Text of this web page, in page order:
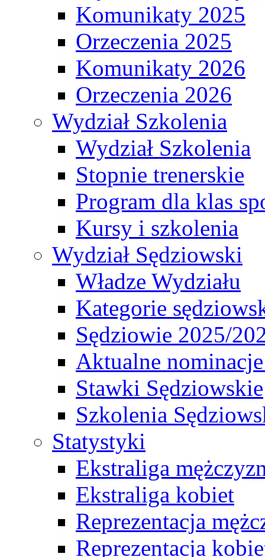
Komunikaty 2025
Orzeczenia 2025
Komunikaty 2026
Orzeczenia 2026
Wydział Szkolenia
Wydział Szkolenia
Stopnie trenerskie
Program dla klas
Kursy i szkolenia
Wydział Sędziowski
Władze Wydziału
Kategorie
Sędziowie 2025/
Aktualne
Stawki Sędziowskie
Szkolenia
Statystyki
Ekstraliga
Ekstraliga kobiet
Reprezentacja
Reprezentacja